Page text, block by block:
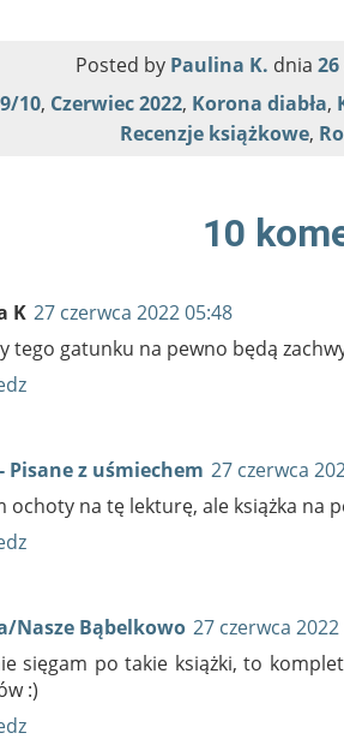
Posted by Paulina K. dnia
9/10, Czerwiec 2022, Korona diabła,
Recenzje książkowe,
10
K 27 czerwca 2022 05:48
tego gatunku na pewno będą
Pisane z uśmiechem 27 czerwca
ochoty na tę lekturę, ale książka na
Nasze Bąbelkowo 27 czerwca 2022
sięgam po takie książki, to
:)